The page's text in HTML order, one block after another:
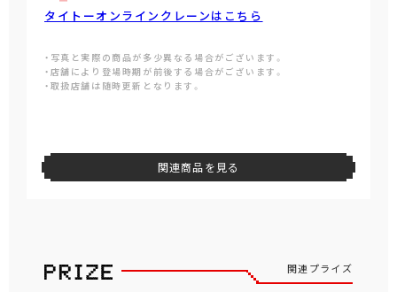
タイトーオンラインクレーンはこちら
・写真と実際の商品が多少異なる場合がございます。
・店舗により登場時期が前後する場合がございます。
・取扱店舗は随時更新となります。
関連商品を見る
関連プライズ